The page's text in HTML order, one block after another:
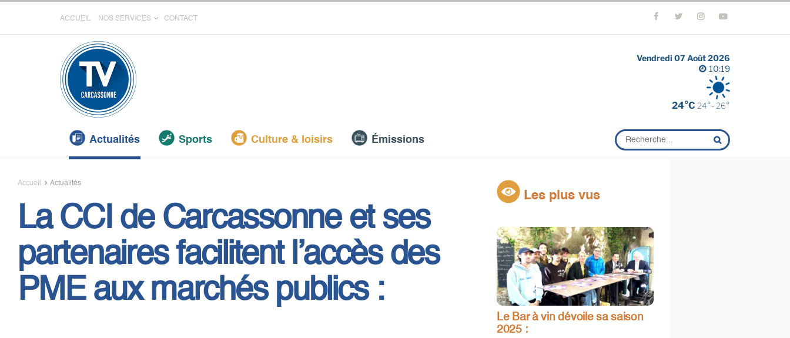
ACCUEIL NOS SERVICES CONTACT
Vendredi 07 Août 2026
10:19
24°C 24°- 26°
Actualités Sports Culture & loisirs Émissions
Accueil Actualités
La CCI de Carcassonne et ses
partenaires facilitent l’accès des
PME aux marchés publics :
Les plus vus
Le Bar à vin dévoile sa saison
2025 :